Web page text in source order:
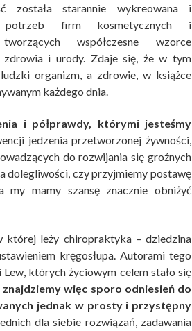
została starannie wykreowana i
potrzeb firm kosmetycznych i
tworzących współczesne wzorce
i urody. Zdaje się, że w tym
organizm, a zdrowie, w książce
każdego dnia.
i półprawdy, którymi jesteśmy
jedzenia przetworzonej żywności,
do rozwijania się groźnych
dolegliwości, czy przyjmiemy postawę
mamy szansę znacznie obniżyć
której leży chiropraktyka – dziedzina
kręgosłupa. Autorami tego
których życiowym celem stało się
znajdziemy więc sporo odniesień do
jednak w prosty i przystępny
dla siebie rozwiązań, zadawania